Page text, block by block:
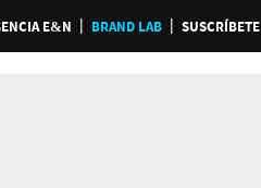
E&N BRAND LAB SUSCRÍBETE